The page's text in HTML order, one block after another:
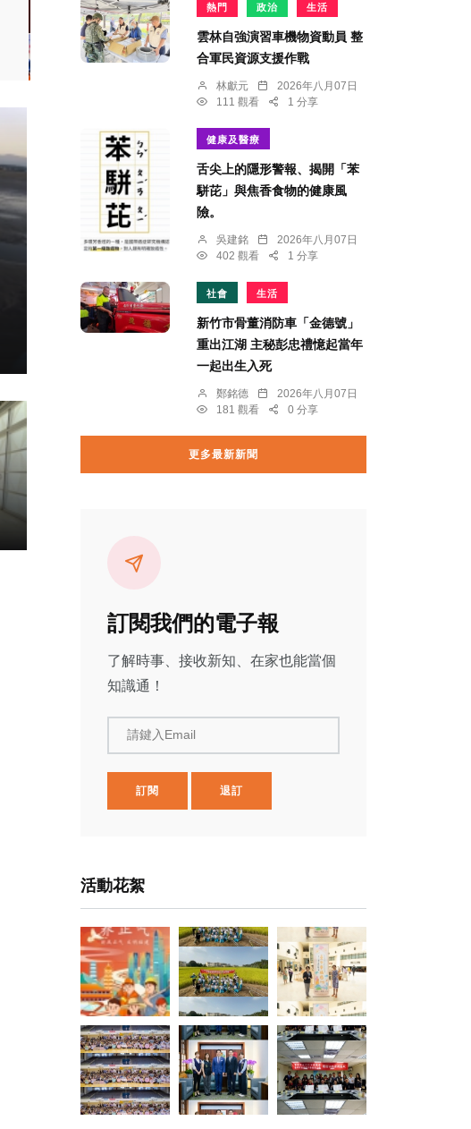
熱門 政治 生活
雲林自強演習車機物資動員 整
合軍民資源支援作戰
林獻元
2026年八月07日
111 觀看
1 分享
健康及醫療
舌尖上的隱形警報、揭開「苯
駢芘」與焦香食物的健康風
險。
吳建銘
2026年八月07日
402 觀看
1 分享
社會 生活
新竹市骨董消防車「金德號」
重出江湖 主秘彭忠禮憶起當年
一起出生入死
鄭銘德
2026年八月07日
181 觀看
0 分享
更多最新新聞
訂閱我們的電子報
了解時事、接收新知、在家也能當個
知識通！
請鍵入Email
訂閱 退訂
活動花絮